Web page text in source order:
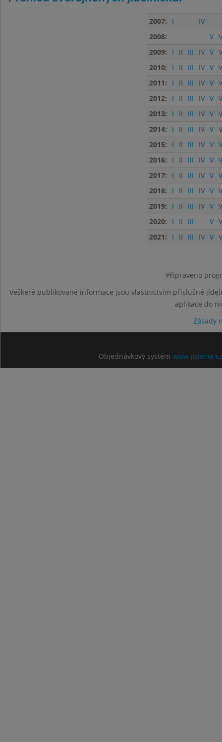
2007: I
IV
2008:
V
2009:
I II III IV V
2010:
I II III IV V
2011:
I II III IV V
2012:
I II III IV V
2013:
I II III IV V
2014:
I II III IV V
2015:
I II III IV V
2016:
I II III IV V
2017:
I II III IV V
2018:
I II III IV V
2019:
I II III IV V
2020:
I II III V
2021:
I II III IV V
Připraveno
Veškeré publikované informace jsou vlastnictvím příslušné
aplikace do
Zásady
Objednávkový systém www.jidelna.cz